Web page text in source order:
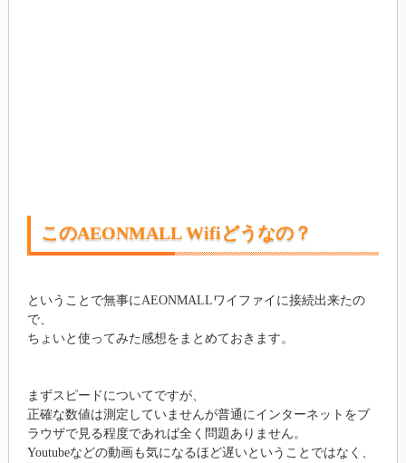
このAEONMALL Wifiどうなの？
ということで無事にAEONMALLワイファイに接続出来たの
で、
ちょいと使ってみた感想をまとめておきます。
まずスピードについてですが、
正確な数値は測定していませんが普通にインターネットをブ
ラウザで見る程度であれば全く問題ありません。
Youtubeなどの動画も気になるほど遅いということではなく、